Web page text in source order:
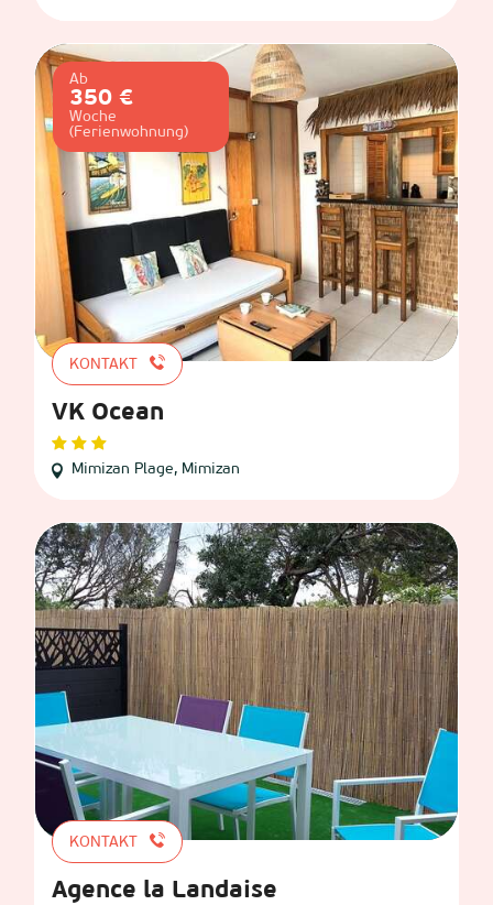
Ab
350 €
Woche
(Ferienwohnung)
KONTAKT
VK Ocean
Mimizan Plage, Mimizan
KONTAKT
Agence la Landaise